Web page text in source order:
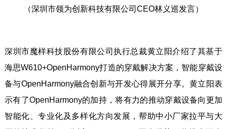
（深圳市领为创新科技有限公司CEO林义巡发言）
深圳市魔样科技股份有限公司执行总裁黄立阳介绍了其基于
海思W610+OpenHarmony打造的穿戴解决方案，智能穿戴设
备与OpenHarmony融合创新与开发心得展开分享。黄立阳表
示有了OpenHarmony的加持，将有力的推动穿戴设备向更加
智能化、专业化及多样化方向发展，帮助中小厂家拉平与大